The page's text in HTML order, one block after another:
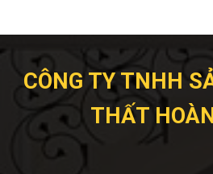
CÔNG TY TNHH
THẤT